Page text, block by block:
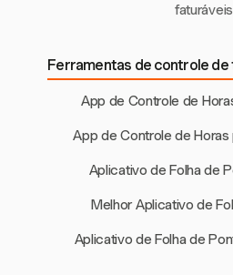
faturáveis
Ferramentas de controle
App de Controle de
App de Controle de
Aplicativo de Folha de
Melhor Aplicativo de
Aplicativo de Folha de